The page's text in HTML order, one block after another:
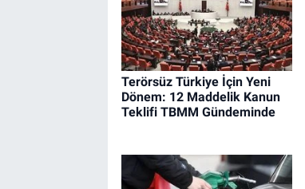
Terörsüz Türkiye İçin Yeni
Dönem: 12 Maddelik Kanun
Teklifi TBMM Gündeminde